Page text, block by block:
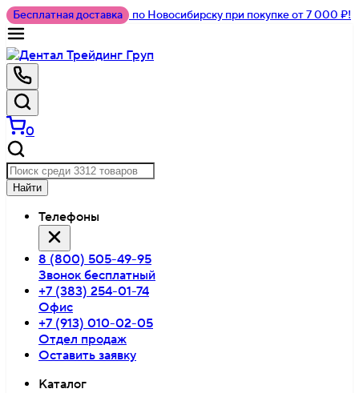
Бесплатная доставка по Новосибирску при покупке от 7 000 ₽!
0
Найти
Телефоны
8 (800) 505-49-95
Звонок бесплатный
+7 (383) 254-01-74
Офис
+7 (913) 010-02-05
Отдел продаж
Оставить заявку
Каталог